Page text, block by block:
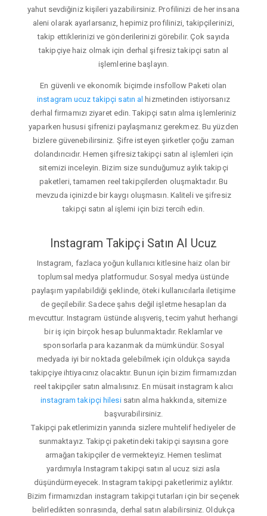
yahut sevdiğiniz kişileri yazabilirsiniz. Profilinizi de her insana
aleni olarak ayarlarsanız, hepimiz profilinizi, takipçilerinizi,
takip ettiklerinizi ve gönderilerinizi görebilir. Çok sayıda
takipçiye haiz olmak için derhal şifresiz takipçi satın al
işlemlerine başlayın.
En güvenli ve ekonomik biçimde insfollow Paketi olan
instagram ucuz takipçi satın al hizmetinden istiyorsanız
derhal firmamızı ziyaret edin. Takipçi satın alma işlemleriniz
yaparken hususi şifrenizi paylaşmanız gerekmez. Bu yüzden
bizlere güvenebilirsiniz. Şifre isteyen şirketler çoğu zaman
dolandırıcıdır. Hemen şifresiz takipçi satın al işlemleri için
sitemizi inceleyin. Bizim size sunduğumuz aylık takipçi
paketleri, tamamen reel takipçilerden oluşmaktadır. Bu
mevzuda içinizde bir kaygı oluşmasın. Kaliteli ve şifresiz
takipçi satın al işlemi için bizi tercih edin.
Instagram Takipçi Satın Al Ucuz
Instagram, fazlaca yoğun kullanıcı kitlesine haiz olan bir
toplumsal medya platformudur. Sosyal medya üstünde
paylaşım yapılabildiği şeklinde, öteki kullanıcılarla iletişime
de geçilebilir. Sadece şahıs değil işletme hesapları da
mevcuttur. Instagram üstünde alışveriş, tecim yahut herhangi
bir iş için birçok hesap bulunmaktadır. Reklamlar ve
sponsorlarla para kazanmak da mümkündür. Sosyal
medyada iyi bir noktada gelebilmek için oldukça sayıda
takipçiye ihtiyacınız olacaktır. Bunun için bizim firmamızdan
reel takipçiler satın almalısınız. En müsait instagram kalıcı
instagram takipçi hilesisatın alma hakkında, sitemize
başvurabilirsiniz.
Takipçi paketlerimizin yanında sizlere muhtelif hediyeler de
sunmaktayız. Takipçi paketindeki takipçi sayısına gore
armağan takipçiler de vermekteyiz. Hemen teslimat
yardımıyla Instagram takipçi satın al ucuz sizi asla
düşündürmeyecek. Instagram takipçi paketlerimiz aylıktır.
Bizim firmamızdan instagram takipçi tutarları için bir seçenek
belirledikten sonrasında, derhal satın alabilirsiniz. Oldukça